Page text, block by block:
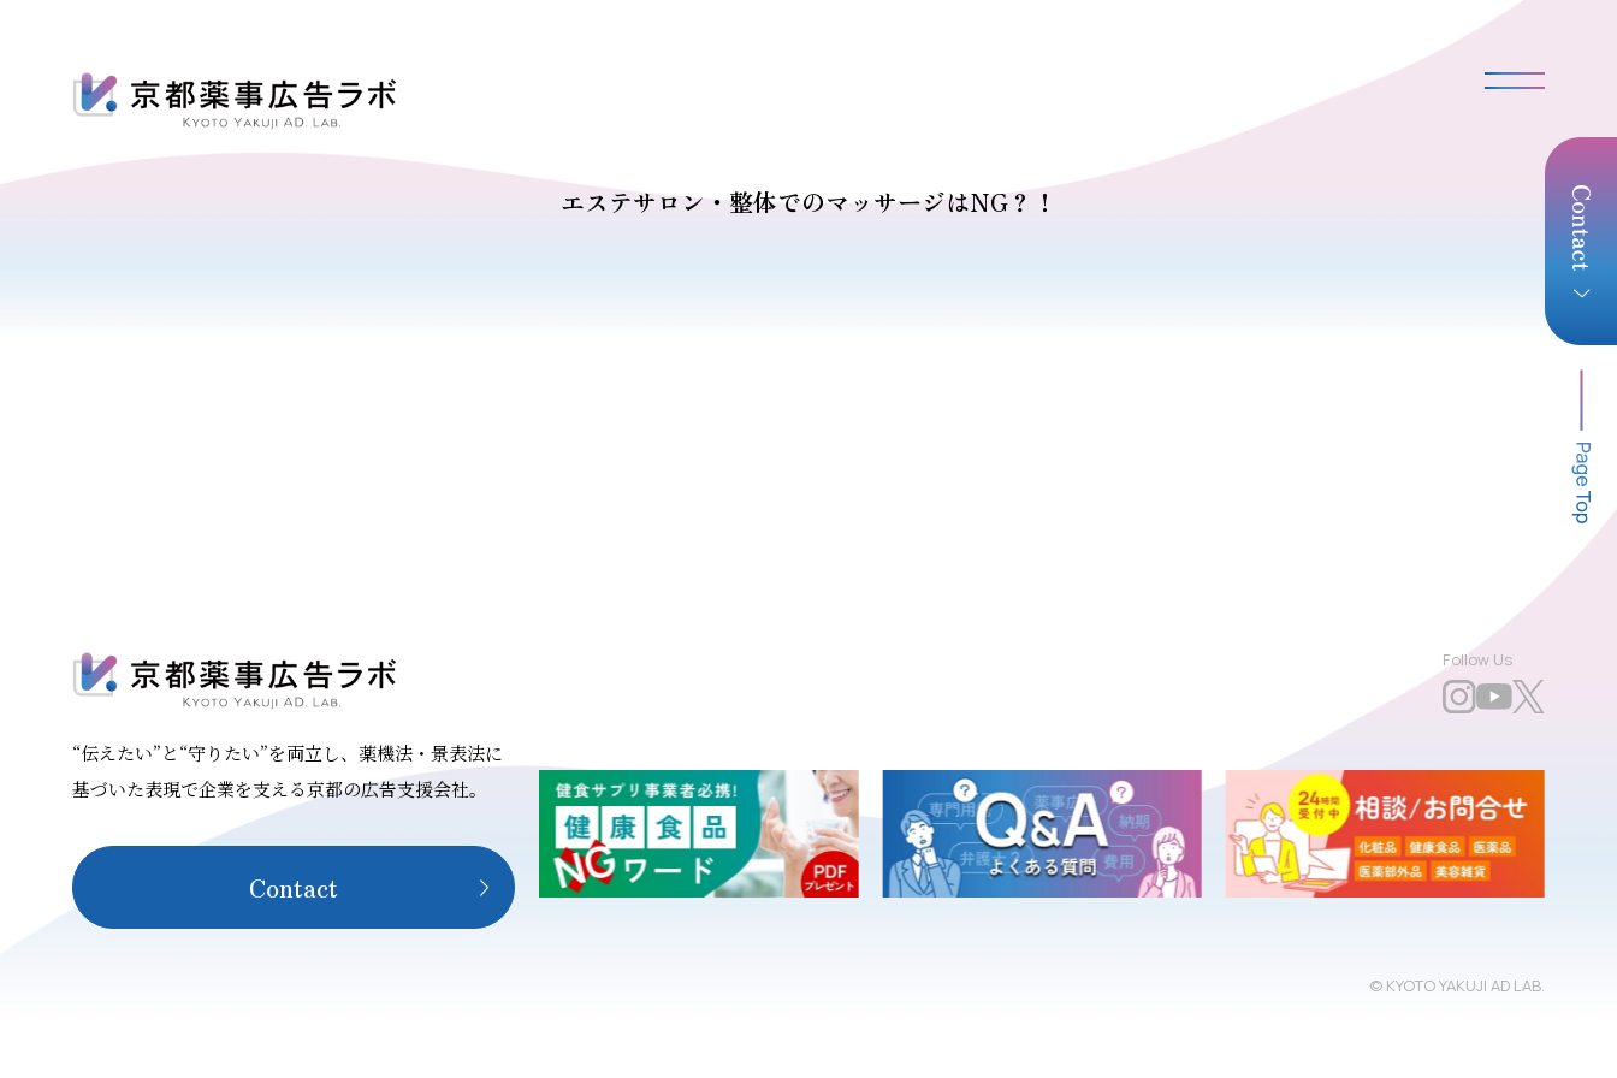
エステサロン・整体でのマッサージはNG？！
“伝えたい”と“守りたい”を両立し、薬機法・景表法に
基づいた表現で企業を支える京都の広告支援会社。
Contact
Follow Us
© KYOTO YAKUJI AD LAB.